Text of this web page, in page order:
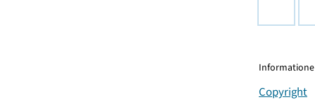
Copyright